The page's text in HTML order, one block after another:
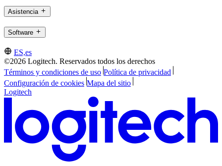
Asistencia
Software
ES,es
©2026 Logitech. Reservados todos los derechos
Términos y condiciones de uso Política de privacidad
Configuración de cookies Mapa del sitio
Logitech